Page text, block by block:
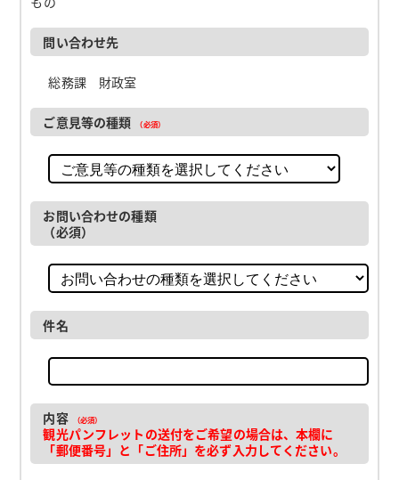
問い合わせ先
総務課 財政室
ご意見等の種類 （必須）
お問い合わせの種類
（必須）
件名
内容 （必須）
観光パンフレットの送付をご希望の場合は、本欄に
「郵便番号」と「ご住所」を必ず入力してください。